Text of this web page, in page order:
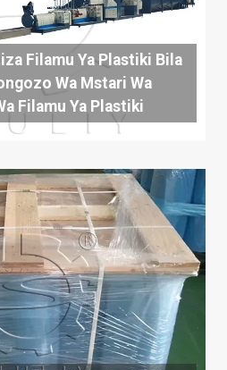
Filamu Ya Plastiki Bila
Wa Mstari Wa
Filamu Ya Plastiki